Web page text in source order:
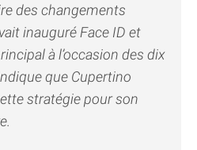
des changements
inauguré Face ID et
à l’occasion des dix
que Cupertino
stratégie pour son